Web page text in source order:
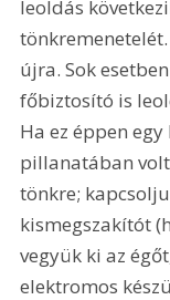
leoldás
újra. Sok
főbiztosító is
Ha ez éppen
pillanatában
tönkre;
kismegszakítót
vegyük ki az
elektromos